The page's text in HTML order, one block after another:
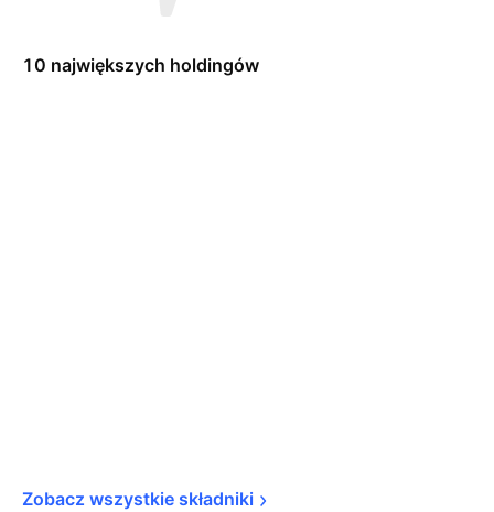
10 największych holdingów
Zobacz wszystkie składniki